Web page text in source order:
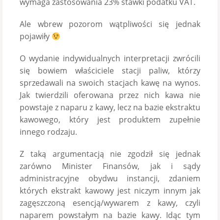
Ale wbrew pozorom wątpliwości się jednak
pojawiły
O wydanie indywidualnych interpretacji zwrócili
się bowiem właściciele stacji paliw, którzy
sprzedawali na swoich stacjach kawę na wynos.
Jak twierdzili oferowana przez nich kawa nie
powstaje z naparu z kawy, lecz na bazie ekstraktu
kawowego, który jest produktem zupełnie
innego rodzaju.
Z taką argumentacją nie zgodził się jednak
zarówno Minister Finansów, jak i sądy
administracyjne obydwu instancji, zdaniem
których ekstrakt kawowy jest niczym innym jak
zagęszczoną esencją/wywarem z kawy, czyli
naparem powstałym na bazie kawy. Idąc tym